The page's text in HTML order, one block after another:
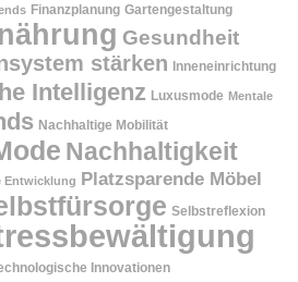
Finanzplanung Gartengestaltung
Gesundheit
stärken Inneneinrichtung
Intelligenz Luxusmode Mentale
Nachhaltige Mobilität
Nachhaltigkeit
Entwicklung Platzsparende Möbel
Selbstreflexion
Innovationen